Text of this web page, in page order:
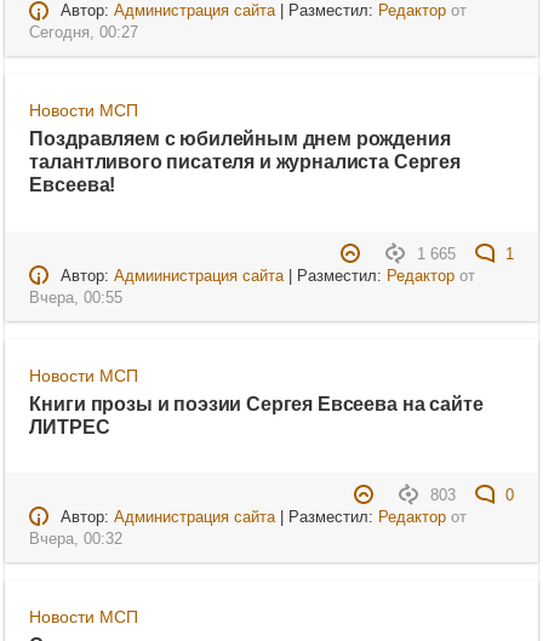
Автор: Администрация сайта| Разместил: Редакторот
Сегодня, 00:27
Новости МСП
Поздравляем с юбилейным днем рождения
талантливого писателя и журналиста Сергея
Евсеева!
1 665
1
Автор: Адмиинистрация сайта| Разместил: Редакторот
Вчера, 00:55
Новости МСП
Книги прозы и поэзии Сергея Евсеева на сайте
ЛИТРЕС
803
0
Автор: Администрация сайта| Разместил: Редакторот
Вчера, 00:32
Новости МСП